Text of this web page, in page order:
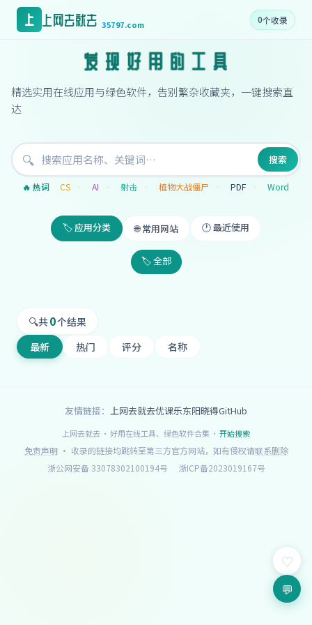
上 上网去就去 35797.com 0个收录
发 现 好 用 的 工 具
精选实用在线应用与绿色软件，告别繁杂收藏夹，一键搜索直
达
🔍 搜索
🔥 热词
录屏 CS AI 射击 植物大战僵尸 PDF Word
🏷️ 应用分类 🌐 常用网站 🕐 最近使用
🏷️ 全部
🔍共0个结果
最新
热门 评分 名称
友情链接： 上网去就去优课乐东阳晓得GitHub
上网去就去 · 好用在线工具、绿色软件合集 · 开始搜索
免责声明· 收录的链接均跳转至第三方官方网站，如有侵权请联系删除
浙公网安备 33078302100194号
浙ICP备2023019167号
♡
💬